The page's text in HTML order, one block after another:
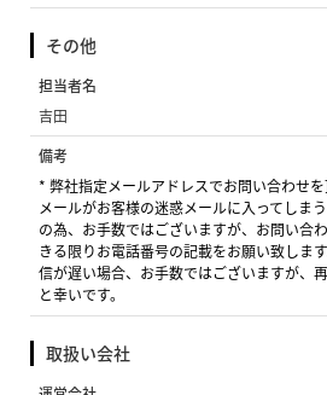
その他
担当者名
吉田
備考
* 弊社指定メールアドレスでお問い合わせ
メールがお客様の迷惑メールに入ってしま
の為、お手数ではございますが、お問い合
きる限りお電話番号の記載をお願い致しま
信が遅い場合、お手数ではございますが、
と幸いです。
取扱い会社